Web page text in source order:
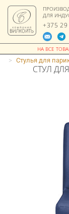
ДЛЯ
+375
> Стулья для
СТУЛ